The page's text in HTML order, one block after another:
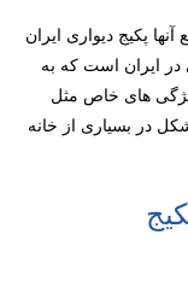
پکیج دیواری ایران
در ایران است که به
های خاص مثل
در بسیاری از خانه